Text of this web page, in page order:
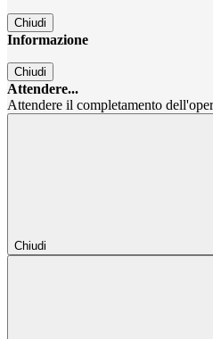
Chiudi
Informazione
Chiudi
Attendere...
Attendere il completamento
Chiudi